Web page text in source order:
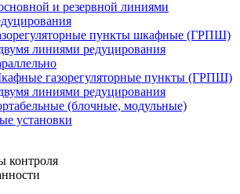
и резервной линиями
пункты шкафные (ГРПШ)
линиями редуцирования
газорегуляторные пункты (ГРПШ)
линиями редуцирования
(блочные, модульные)
установки
контроля